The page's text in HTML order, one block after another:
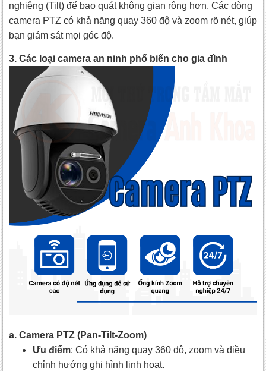
nghiêng (Tilt) để bao quát không gian rộng hơn. Các dòng
camera PTZ có khả năng quay 360 độ và zoom rõ nét, giúp
bạn giám sát mọi góc độ.
3. Các loại camera an ninh phổ biến cho gia đình
a. Camera PTZ (Pan-Tilt-Zoom)
Ưu điểm: Có khả năng quay 360 độ, zoom và điều
chỉnh hướng ghi hình linh hoạt.